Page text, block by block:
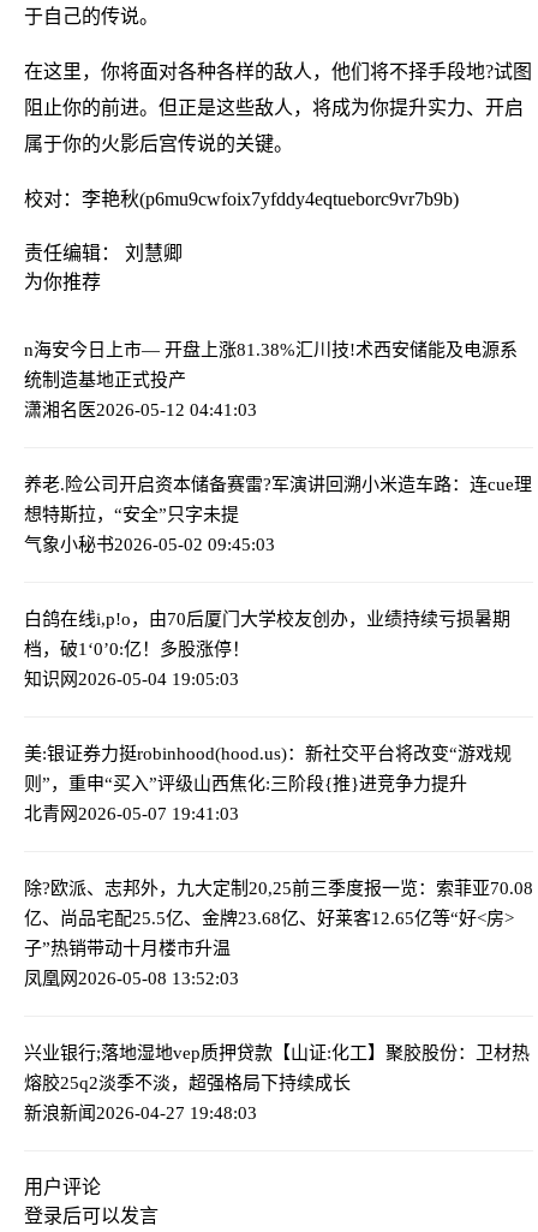
于自己的传说。
在这里，你将面对各种各样的敌人，他们将不择手段地?试图
阻止你的前进。但正是这些敌人，将成为你提升实力、开启
属于你的火影后宫传说的关键。
校对：李艳秋(p6mu9cwfoix7yfddy4eqtueborc9vr7b9b)
责任编辑： 刘慧卿
为你推荐
n海安今日上市— 开盘上涨81.38%汇川技!术西安储能及电源系
统制造基地正式投产
潇湘名医2026-05-12 04:41:03
养老.险公司开启资本储备赛雷?军演讲回溯小米造车路：连cue理
想特斯拉，“安全”只字未提
气象小秘书2026-05-02 09:45:03
白鸽在线i,p!o，由70后厦门大学校友创办，业绩持续亏损暑期
档，破1‘0’0:亿！多股涨停！
知识网2026-05-04 19:05:03
美:银证券力挺robinhood(hood.us)：新社交平台将改变“游戏规
则”，重申“买入”评级山西焦化:三阶段{推}进竞争力提升
北青网2026-05-07 19:41:03
除?欧派、志邦外，九大定制20,25前三季度报一览：索菲亚70.08
亿、尚品宅配25.5亿、金牌23.68亿、好莱客12.65亿等“好<房>
子”热销带动十月楼市升温
凤凰网2026-05-08 13:52:03
兴业银行;落地湿地vep质押贷款 【山证:化工】聚胶股份：卫材热
熔胶25q2淡季不淡，超强格局下持续成长
新浪新闻2026-04-27 19:48:03
用户评论
登录后可以发言